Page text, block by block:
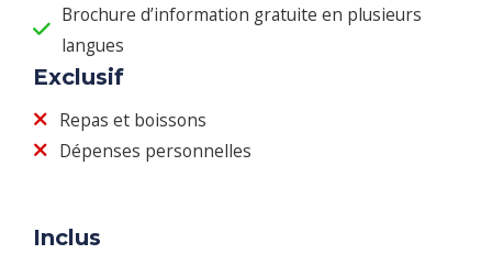
Brochure d’information gratuite en plusieurs
langues
Exclusif
Repas et boissons
Dépenses personnelles
Inclus